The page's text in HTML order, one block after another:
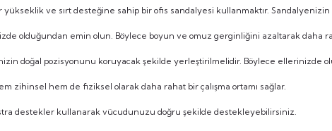
ve sırt desteğine sahip bir ofis sandalyesi kullanmaktır. Sandalyenizin
olduğundan emin olun. Böylece boyun ve omuz gerginliğini azaltarak daha
doğal pozisyonunu koruyacak şekilde yerleştirilmelidir. Böylece ellerinizde
zihinsel hem de fiziksel olarak daha rahat bir çalışma ortamı sağlar.
destekler kullanarak vücudunuzu doğru şekilde destekleyebilirsiniz.